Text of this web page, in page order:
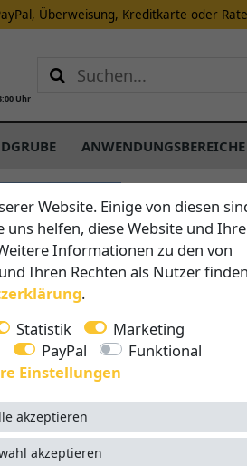
Überweisung, Kreditkarte oder
Uhr
ANWENDUNGSBEREICHE
M30
Vorteile auf
5 Jahre
Website. Einige von diesen
uns helfen, diese Website und Ihre
Informationen zu den von
Ihren Rechten als Nutzer
.
Statistik
Marketing
PayPal
Funktional
Einstellungen
akzeptieren
akzeptieren